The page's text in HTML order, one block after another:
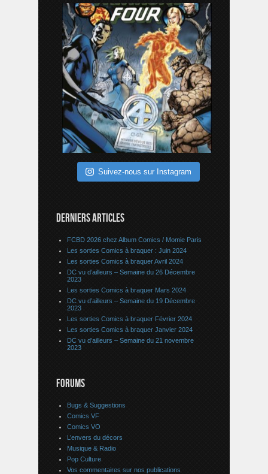
Suivez-nous sur Instagram
DERNIERS ARTICLES
FCBD 2026 chez Album Comics / Momie Paris
Les sorties Comics à braquer : Juin 2024
Les sorties Comics à braquer Avril 2024
DC vu d’ailleurs – Semaine du 26 Décembre
2023
Les sorties Comics à braquer Mars 2024
DC vu d’ailleurs – Semaine du 19 Décembre
2023
Les sorties Comics à braquer Février 2024
Les sorties Comics à braquer Janvier 2024
DC vu d’ailleurs – Semaine du 21 novembre
2023
FORUMS
Bugs & Suggestions
Comics VF
Comics VO
L’envers du décors
Musique & Radio
Pop Culture
Vos commentaires sur nos publications